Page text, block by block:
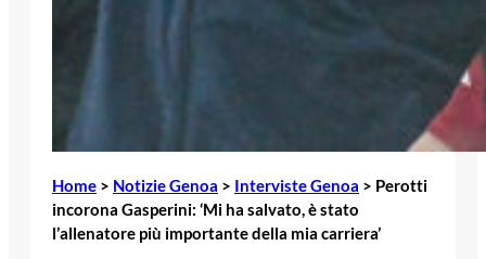
Home > Notizie Genoa > Interviste Genoa > Perotti
incorona Gasperini: ‘Mi ha salvato, è stato
l’allenatore più importante della mia carriera’